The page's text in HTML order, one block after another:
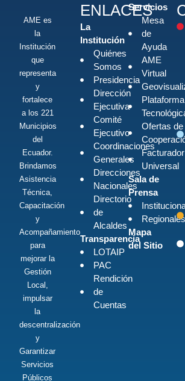
AME es
la
Institución
que
representa
y
fortalece
a los 221
Municipios
del
Ecuador.
Brindamos
Asistencia
Técnica,
Capacitación
y
Acompañamiento
para
mejorar la
Gestión
Local,
impulsar
la
descentralización
y
Garantizar
Servicios
Públicos
ENLACES
La
Institución
Quiénes
Somos
Presidencia
Dirección
Ejecutiva
Comité
Ejecutivo
Coordinaciones
Generales
Direcciones
Nacionales
Directorio
de
Alcaldes
Transparencia
LOTAIP
PAC
Rendición
de
Cuentas
Servicios
Mesa
de
Ayuda
AME
Virtual
Plataforma
Ofertas de
Facturador
Universal
Sala de
Prensa
Regionales
Mapa
del Sitio